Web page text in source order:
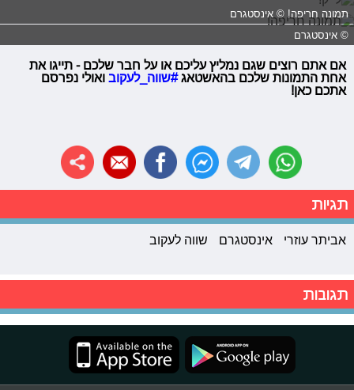
תמונה חריפה! © אינסטגרם
© אינסטגרם
אם אתם רוצים שגם נמליץ עליכם או על חבר שלכם - תייגו את
אחת התמונות שלכם בהאשטאג#שווה_לעקוב ואולי נפרסם
אתכם כאן!
תגיות
אביתר עוזרי אינסטגרם שווה לעקוב
תגובות